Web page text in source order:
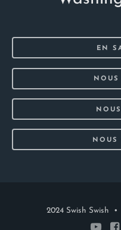
EN
NOUS
2024 Swish Swish •